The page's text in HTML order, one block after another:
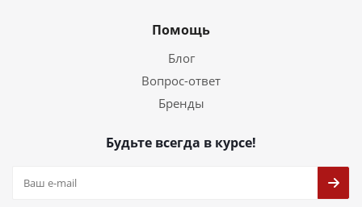
Помощь
Блог
Вопрос-ответ
Бренды
Будьте всегда в курсе!